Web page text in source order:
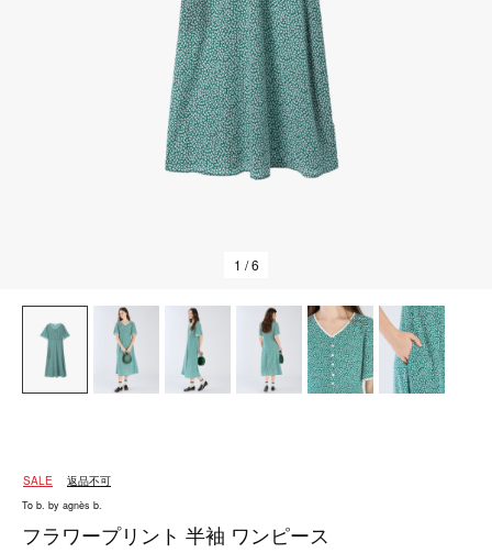
1 / 6
SALE 返品不可
To b. by agnès b.
フラワープリント 半袖 ワンピース